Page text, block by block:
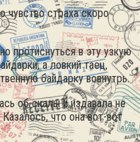
чувство страха скоро
протиснуться в эту узкую
а ловкий таец,
байдарку вовнутрь.
об скалы и издавала не
Казалось, что она вот-вот